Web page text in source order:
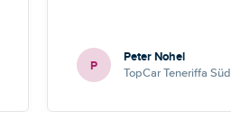
P Peter Nohel
TopCar Teneriffa